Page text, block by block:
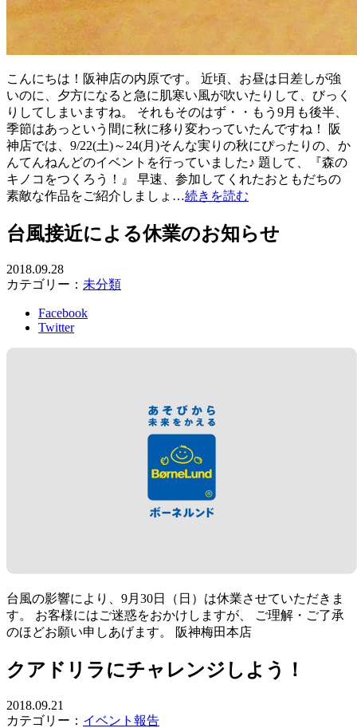
こんにちは！阪神店の内原です。 近頃、お昼は日差しが強
いのに、夕方になると急に肌寒い風が吹いたりして、びっく
りしてしまいますね。 それもそのはず・・もう9月も後半、
季節はあっという間に秋に移り変わっていたんですね！ 阪
神店では、9/22(土)～24(月)そんな実りの秋にぴったりの、か
んてんねんどのイベントを行っていました♪ 題して、『森の
キノコをつくろう！』 早速、参加してくれたおともだちの
素敵な作品をご紹介しましょ…続きを読む
台風接近による休業のお知らせ
2018.09.28
カテゴリー： 未分類
Facebook
Twitter
台風の影響により、9月30日（日）は休業させていただきま
す。 お客様にはご迷惑をおかけしますが、 ご理解・ご了承
のほどお願い申しあげます。 阪神梅田本店
クアドリラにチャレンジしよう！
2018.09.21
カテゴリー： イベント報告